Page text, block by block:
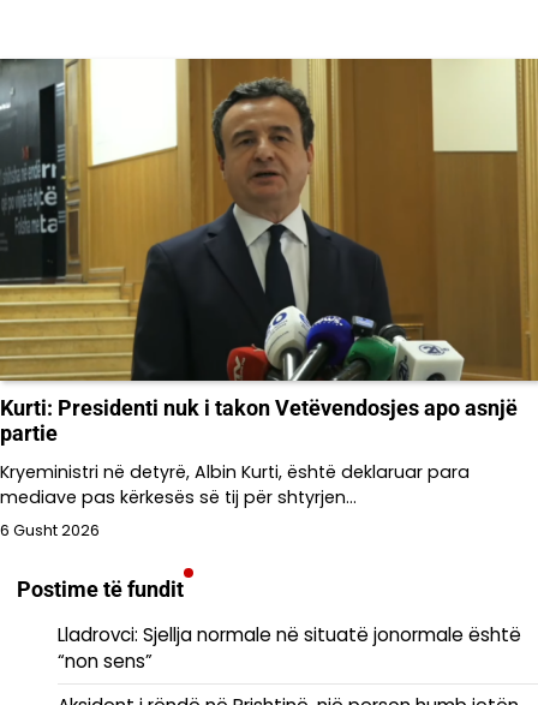
Kurti: Presidenti nuk i takon Vetëvendosjes apo asnjë
partie
Kryeministri në detyrë, Albin Kurti, është deklaruar para
mediave pas kërkesës së tij për shtyrjen…
6 Gusht 2026
Postime të fundit
Lladrovci: Sjellja normale në situatë jonormale është
“non sens”